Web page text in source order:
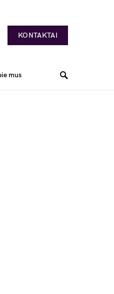
KONTAKTAI
mus